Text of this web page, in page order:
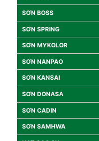
SƠN BOSS
SƠN SPRING
SƠN MYKOLOR
SƠN NANPAO
SƠN KANSAI
SƠN DONASA
SƠN CADIN
SƠN SAMHWA